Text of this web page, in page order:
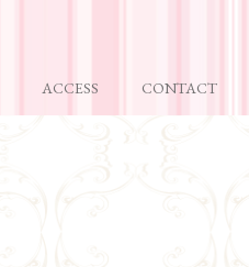
ACCESS CONTACT